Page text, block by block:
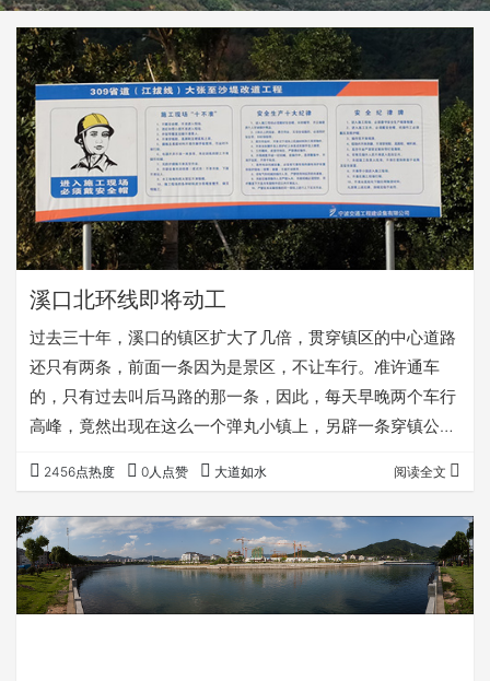
溪口北环线即将动工
过去三十年，溪口的镇区扩大了几倍，贯穿镇区的中心道路
还只有两条，前面一条因为是景区，不让车行。准许通车
的，只有过去叫后马路的那一条，因此，每天早晚两个车行
高峰，竟然出现在这么一个弹丸小镇上，另辟一条穿镇公路
路要从我现在居住的小区后面经过，前几天，特意去观察了
一下线路的走向，记录一下道路周边开工前的模样。
2456点热度 0人点赞 大道如水 阅读全文